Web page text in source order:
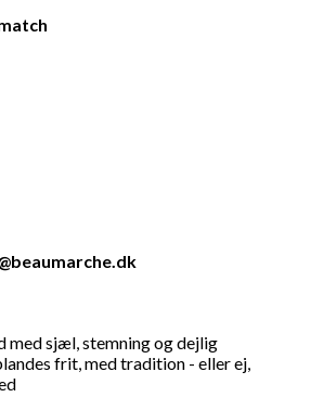
med sjæl, stemning og dejlig
frit, med tradition - eller ej,